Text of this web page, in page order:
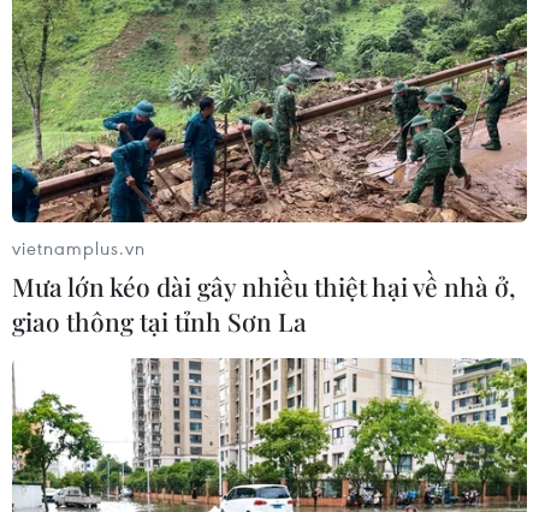
vietnamplus.vn
Mưa lớn kéo dài gây nhiều thiệt hại về nhà ở,
giao thông tại tỉnh Sơn La